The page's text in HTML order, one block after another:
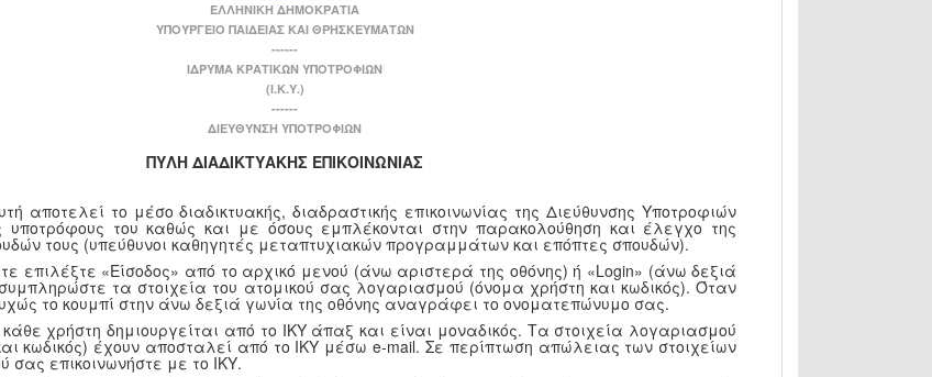
ΕΛΛΗΝΙΚΗ ΔΗΜΟΚΡΑΤΙΑ
ΥΠΟΥΡΓΕΙΟ ΠΑΙΔΕΙΑΣ ΚΑΙ ΘΡΗΣΚΕΥΜΑΤΩΝ
------
ΙΔΡΥΜΑ ΚΡΑΤΙΚΩΝ ΥΠΟΤΡΟΦΙΩΝ
(Ι.Κ.Υ.)
------
ΔΙΕΥΘΥΝΣΗ ΥΠΟΤΡΟΦΙΩΝ
ΠΥΛΗ ΔΙΑΔΙΚΤΥΑΚΗΣ ΕΠΙΚΟΙΝΩΝΙΑΣ
αποτελεί το μέσο διαδικτυακής, διαδραστικής επικοινωνίας της Διεύθυνσης Υποτροφιών
υποτρόφους του καθώς και με όσους εμπλέκονται στην παρακολούθηση και έλεγχο της
τους (υπεύθυνοι καθηγητές μεταπτυχιακών προγραμμάτων και επόπτες σπουδών).
επιλέξτε «Είσοδος» από το αρχικό μενού (άνω αριστερά της οθόνης) ή «Login» (άνω δεξιά
τα στοιχεία του ατομικού σας λογαριασμού (όνομα χρήστη και κωδικός). Όταν
το κουμπί στην άνω δεξιά γωνία της οθόνης αναγράφει το ονοματεπώνυμο σας.
χρήστη δημιουργείται από το ΙΚΥ άπαξ και είναι μοναδικός. Τα στοιχεία λογαριασμού
κωδικός) έχουν αποσταλεί από το ΙΚΥ μέσω e-mail. Σε περίπτωση απώλειας των στοιχείων
σας επικοινωνήστε με το ΙΚΥ.